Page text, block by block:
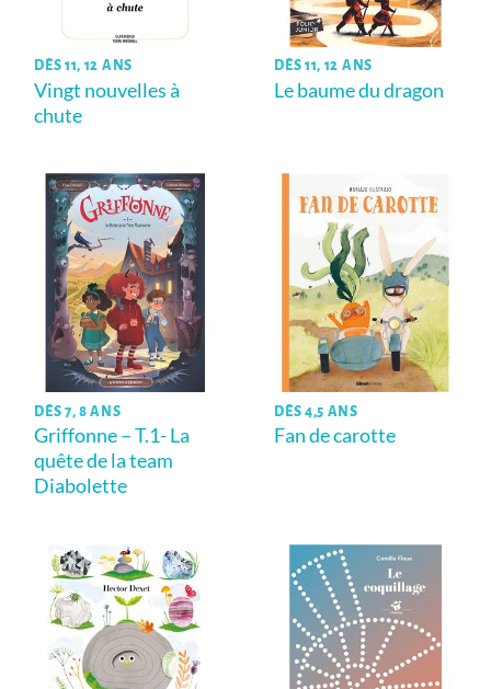
DÈS 11, 12 ANS
Vingt nouvelles à
chute
DÈS 11, 12 ANS
Le baume du dragon
DÈS 7, 8 ANS
Griffonne – T.1- La
quête de la team
Diabolette
DÈS 4,5 ANS
Fan de carotte